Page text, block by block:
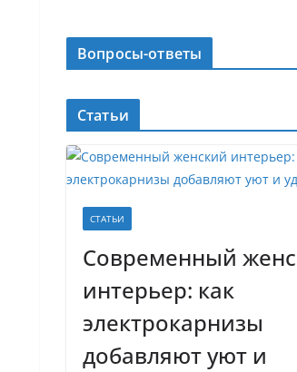
Вопросы-ответы
Статьи
СТАТЬИ
Современный
интерьер: как
электрокарнизы
добавляют уют и